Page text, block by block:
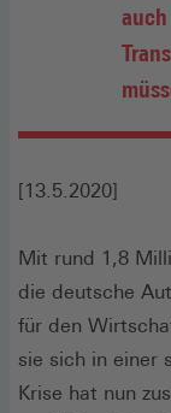
[13.5.2020]
Mit rund 1,8
die deutsche
für den
sie sich in einer
Krise hat nun